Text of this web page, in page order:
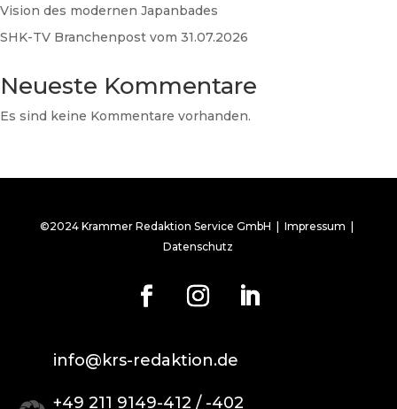
Vision des modernen Japanbades
SHK-TV Branchenpost vom 31.07.2026
Neueste Kommentare
Es sind keine Kommentare vorhanden.
©2024 Krammer Redaktion Service GmbH |Impressum
Datenschutz
info@krs-redaktion.de
+49 211 9149-412 / -402